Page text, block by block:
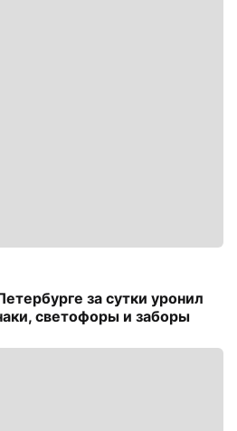
за сутки уронил
светофоры и заборы